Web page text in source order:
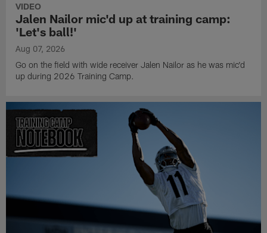
VIDEO
Jalen Nailor mic'd up at training camp:
'Let's ball!'
Aug 07, 2026
Go on the field with wide receiver Jalen Nailor as he was mic'd
up during 2026 Training Camp.